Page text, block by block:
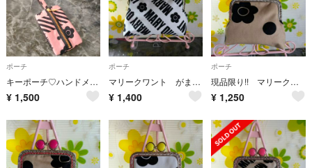
ポーチ
キーポーチ♡ハンドメイド
¥ 1,500
ポーチ
マリークワント がま口ポーチ (緑)
¥ 1,400
ポーチ
現品限り!! マリークワント がま口ポーチ④
¥ 1,250